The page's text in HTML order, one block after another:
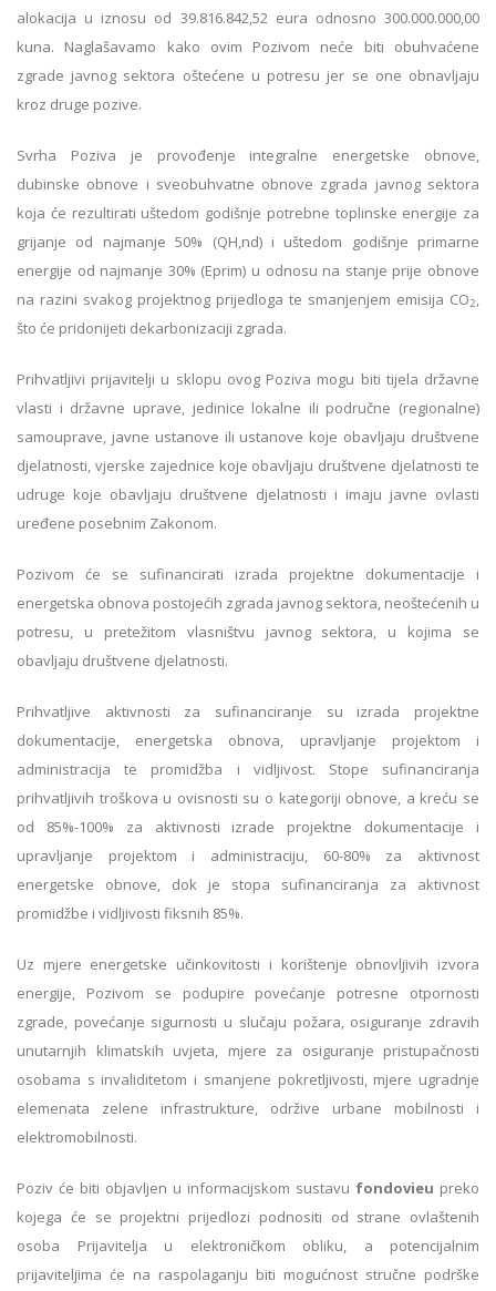
alokacija u iznosu od 39.816.842,52 eura odnosno 300.000.000,00
kuna. Naglašavamo kako ovim Pozivom neće biti obuhvaćene
zgrade javnog sektora oštećene u potresu jer se one obnavljaju
kroz druge pozive.
Svrha Poziva je provođenje integralne energetske obnove,
dubinske obnove i sveobuhvatne obnove zgrada javnog sektora
koja će rezultirati uštedom godišnje potrebne toplinske energije za
grijanje od najmanje 50% (QH,nd) i uštedom godišnje primarne
energije od najmanje 30% (Eprim) u odnosu na stanje prije obnove
na razini svakog projektnog prijedloga te smanjenjem emisija CO2
što će pridonijeti dekarbonizaciji zgrada.
Prihvatljivi prijavitelji u sklopu ovog Poziva mogu biti tijela državne
vlasti i državne uprave, jedinice lokalne ili područne (regionalne)
samouprave, javne ustanove ili ustanove koje obavljaju društvene
djelatnosti, vjerske zajednice koje obavljaju društvene djelatnosti te
udruge koje obavljaju društvene djelatnosti i imaju javne ovlasti
uređene posebnim Zakonom.
Pozivom će se sufinancirati izrada projektne dokumentacije i
energetska obnova postojećih zgrada javnog sektora, neoštećenih u
potresu, u pretežitom vlasništvu javnog sektora, u kojima se
obavljaju društvene djelatnosti.
Prihvatljive aktivnosti za sufinanciranje su izrada projektne
dokumentacije, energetska obnova, upravljanje projektom i
administracija te promidžba i vidljivost. Stope sufinanciranja
prihvatljivih troškova u ovisnosti su o kategoriji obnove, a kreću se
od 85%-100% za aktivnosti izrade projektne dokumentacije i
upravljanje projektom i administraciju, 60-80% za aktivnost
energetske obnove, dok je stopa sufinanciranja za aktivnost
promidžbe i vidljivosti fiksnih 85%.
Uz mjere energetske učinkovitosti i korištenje obnovljivih izvora
energije, Pozivom se podupire povećanje potresne otpornosti
zgrade, povećanje sigurnosti u slučaju požara, osiguranje zdravih
unutarnjih klimatskih uvjeta, mjere za osiguranje pristupačnosti
osobama s invaliditetom i smanjene pokretljivosti, mjere ugradnje
elemenata zelene infrastrukture, održive urbane mobilnosti i
elektromobilnosti.
Poziv će biti objavljen u informacijskom sustavu fondovieu preko
kojega će se projektni prijedlozi podnositi od strane ovlaštenih
osoba Prijavitelja u elektroničkom obliku, a potencijalnim
prijaviteljima će na raspolaganju biti mogućnost stručne podrške